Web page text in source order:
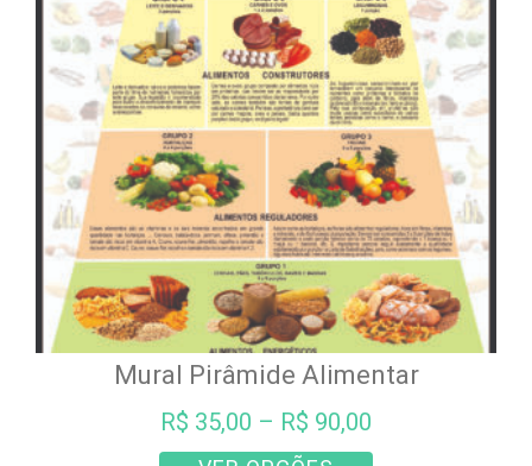
podem
ser
escolhidas
na
página
do
produto
Mural Pirâmide Alimentar
R$ 35,00 – R$ 90,00